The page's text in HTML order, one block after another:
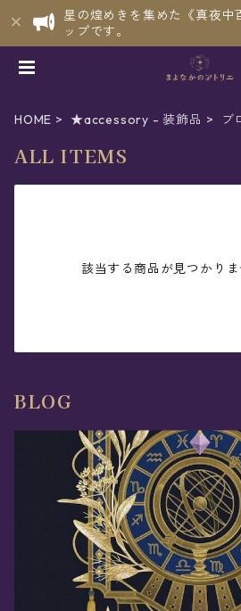
星の煌めきを集めた《真夜中
ップです。
HOME ★accessory - 装飾品 ブ
ALL ITEMS
該当する商品が見つかりま
BLOG